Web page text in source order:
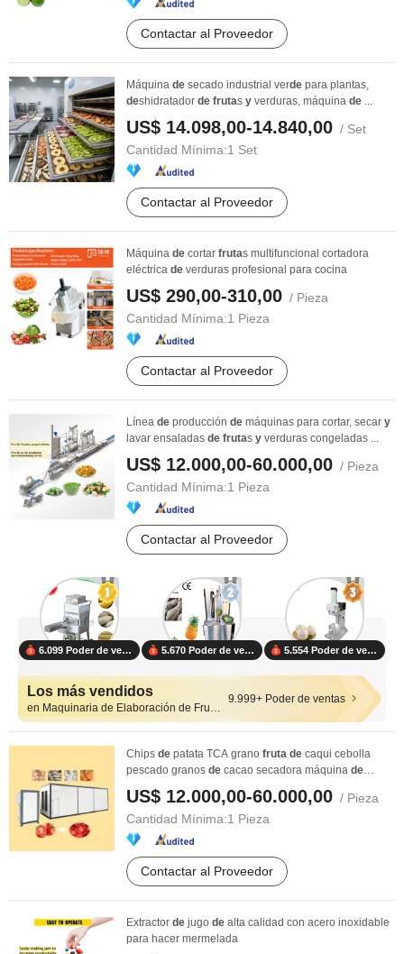
Contactar al Proveedor
Máquina de secado industrial verde para plantas,
deshidratador de frutas y verduras, máquina de ...
US$ 14.098,00-14.840,00 / Set
Cantidad Mínima:1 Set
Contactar al Proveedor
Máquina de cortar frutas multifuncional cortadora
eléctrica de verduras profesional para cocina
US$ 290,00-310,00 / Pieza
Cantidad Mínima:1 Pieza
Contactar al Proveedor
Línea de producción de máquinas para cortar, secar y
lavar ensaladas de frutas y verduras congeladas ...
US$ 12.000,00-60.000,00 / Pieza
Cantidad Mínima:1 Pieza
Contactar al Proveedor
6.099 Poder de ventas 5.670 Poder de ventas 5.554 Poder de ventas
Los más vendidos
en Maquinaria de Elaboración de Fruta y Verdura)
9.999+ Poder de ventas
Chips de patata TCA grano fruta de caqui cebolla
pescado granos de cacao secadora máquina de
secado ...
US$ 12.000,00-60.000,00 / Pieza
Cantidad Mínima:1 Pieza
Contactar al Proveedor
Extractor de jugo de alta calidad con acero inoxidable
para hacer mermelada